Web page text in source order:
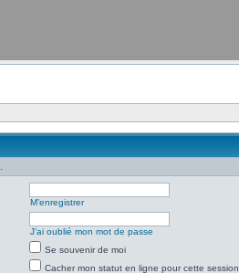
M’enregistrer
J’ai oublié mon mot de passe
Se souvenir de moi
Cacher mon statut en ligne pour cette session